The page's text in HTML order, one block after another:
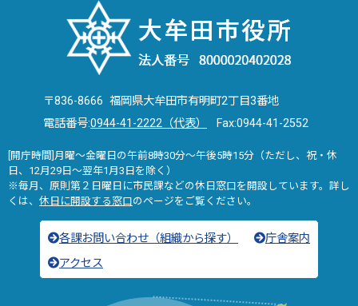
〒836-8666 福岡県大牟田市有明町2丁目3番地
電話番号:0944-41-2222（代表） Fax:0944-41-2552
[開庁時間]月曜～金曜日の午前8時30分～午後5時15分（ただし、祝・休
日、12月29日～翌年1月3日を除く）
※毎月、原則第２日曜日に市民課などの休日窓口を開設しています。詳し
くは、 休日に開設する窓口のページをご覧ください。
各課お問い合わせ（組織から探す）
庁舎案内
アクセス